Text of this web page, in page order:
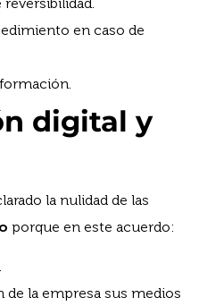
en caso de
digital y
la nulidad de las
porque en este acuerdo:
de la empresa sus medios